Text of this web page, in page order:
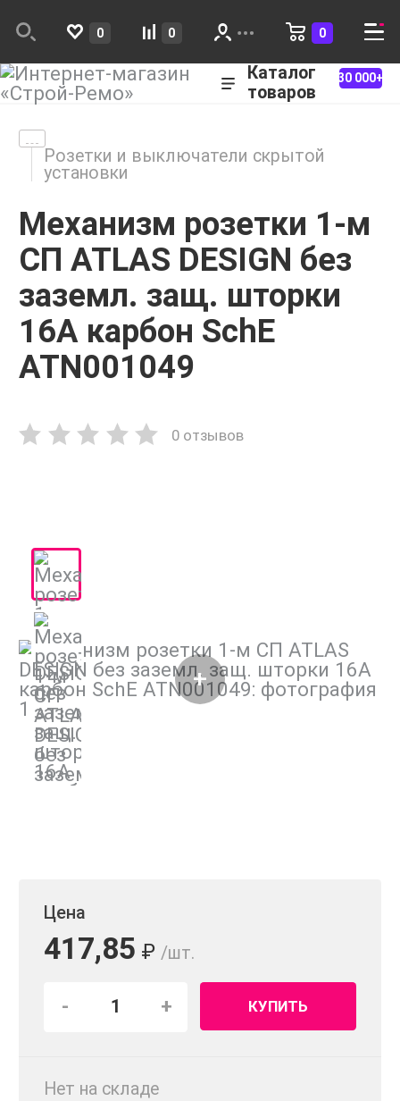
0 0 0
Каталог
товаров
30 000+
Розетки и выключатели скрытой
установки
Механизм розетки 1-м
СП ATLAS DESIGN без
заземл. защ. шторки
16А карбон SchE
ATN001049
0 отзывов
Цена
417,85 ₽ /шт.
- + КУПИТЬ
Нет на складе